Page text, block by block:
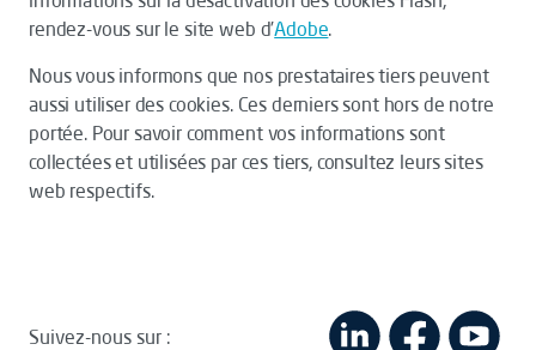
rendez-vous sur le site web d’Adobe.
Nous vous informons que nos prestataires tiers peuvent
aussi utiliser des cookies. Ces derniers sont hors de notre
portée. Pour savoir comment vos informations sont
collectées et utilisées par ces tiers, consultez leurs sites
web respectifs.
Suivez-nous sur :